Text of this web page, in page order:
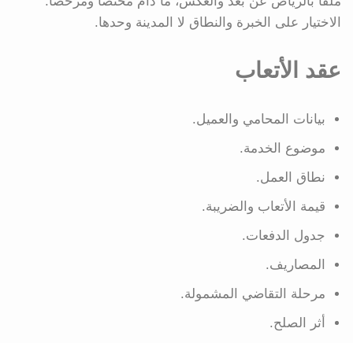
الاختيار على الخبرة والنطاق لا المدينة وحدها.
عقد الأتعاب
بيانات المحامي والعميل.
موضوع الخدمة.
نطاق العمل.
قيمة الأتعاب والضريبة.
جدول الدفعات.
المصاريف.
مرحلة التقاضي المشمولة.
أثر الصلح.